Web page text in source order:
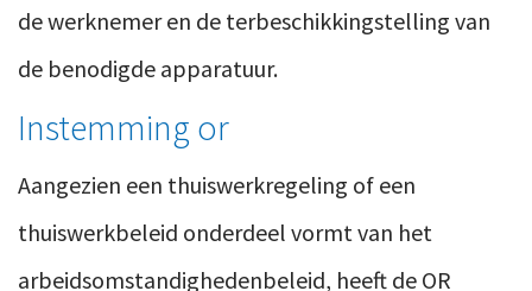
de werknemer en de terbeschikkingstelling van
de benodigde apparatuur.
Instemming or
Aangezien een thuiswerkregeling of een
thuiswerkbeleid onderdeel vormt van het
arbeidsomstandighedenbeleid, heeft de OR